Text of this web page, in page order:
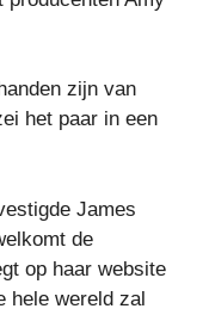
zijn van
het paar in een
James
de
op haar website
hele wereld zal